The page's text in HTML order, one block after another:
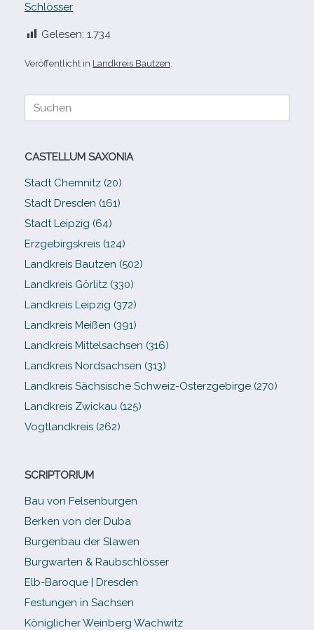
Schlösser
Gelesen: 1.734
Veröffentlicht in Landkreis Bautzen
Suche
CASTELLUM SAXONIA
Stadt Chemnitz (20)
Stadt Dresden (161)
Stadt Leipzig (64)
Erzgebirgskreis (124)
Landkreis Bautzen (502)
Landkreis Görlitz (330)
Landkreis Leipzig (372)
Landkreis Meißen (391)
Landkreis Mittelsachsen (316)
Landkreis Nordsachsen (313)
Landkreis Sächsische Schweiz-​Osterzgebirge (270)
Landkreis Zwickau (125)
Vogtlandkreis (262)
SCRIPTORIUM
Bau von Felsenburgen
Berken von der Duba
Burgenbau der Slawen
Burgwarten & Raubschlösser
Elb-​Baroque | Dresden
Festungen in Sachsen
Königlicher Weinberg Wachwitz